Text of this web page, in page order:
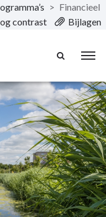
> Financieel
contrast Bijlagen